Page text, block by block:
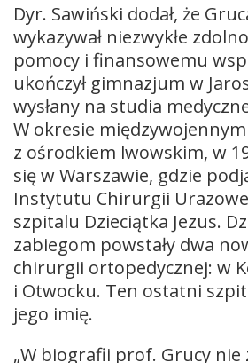
Dyr. Sawiński dodał, że
wykazywał niezwykłe
pomocy i finansowemu
ukończył gimnazjum w
wysłany na studia
W okresie międzywojennym
z ośrodkiem lwowskim, w
się w Warszawie, gdzie
Instytutu Chirurgii
szpitalu Dzieciątka Jezus.
zabiegom powstały dwa
chirurgii ortopedycznej: w
i Otwocku. Ten ostatni
jego imię.
„W biografii prof. Grucy nie